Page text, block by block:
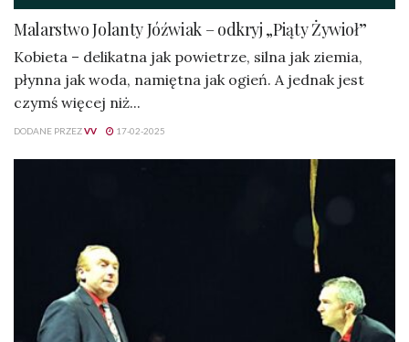
Malarstwo Jolanty Jóźwiak – odkryj „Piąty Żywioł”
Kobieta – delikatna jak powietrze, silna jak ziemia,
płynna jak woda, namiętna jak ogień. A jednak jest
czymś więcej niż...
DODANE PRZEZVV 17-02-2025